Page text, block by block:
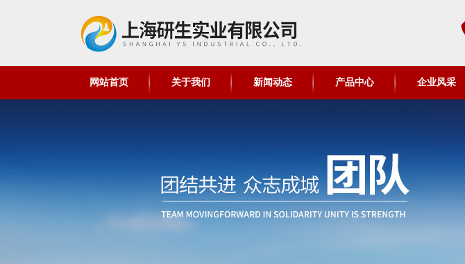
网站首页 关于我们 新闻动态 产品中心 企业风采